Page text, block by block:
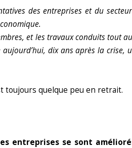
des entreprises et du
et les travaux conduits tout
dix ans après la
toujours quelque peu en retrait.
entreprises se sont